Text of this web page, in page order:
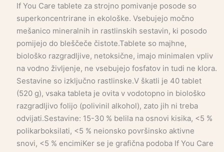
If You Care tablete za strojno pomivanje posode so
superkoncentrirane in ekološke. Vsebujejo močno
mešanico mineralnih in rastlinskih sestavin, ki posodo
pomijejo do bleščeče čistote.Tablete so majhne,
biološko razgradljive, netoksične, imajo minimalen vpliv
na vodno življenje, ne vsebujejo fosfatov in tudi ne klora.
Sestavine so izključno rastlinske.V škatli je 40 tablet
(520 g), vsaka tableta je ovita v vodotopno in biološko
razgradljivo folijo (polivinil alkohol), zato jih ni treba
odvijati.Sestavine: 15-30 % belila na osnovi kisika, <5 %
polikarboksilati, <5 % neionsko površinsko aktivne
snovi, <5 % encimiKer se je grafična podoba If You Care